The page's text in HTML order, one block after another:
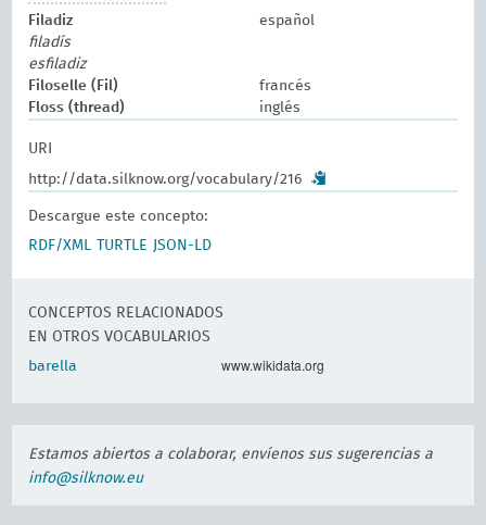
Filadiz
español
filadís
esfiladiz
Filoselle (Fil)
francés
Floss (thread)
inglés
URI
http://data.silknow.org/vocabulary/216
Descargue este concepto:
RDF/XML
TURTLE JSON-LD
CONCEPTOS RELACIONADOS
EN OTROS VOCABULARIOS
barella
www.wikidata.org
Estamos abiertos a colaborar, envíenos sus sugerencias a
info@silknow.eu